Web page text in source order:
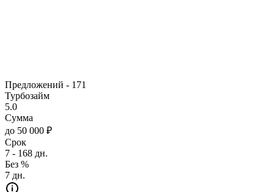
Предложений - 171
Турбозайм
5.0
Сумма
до 50 000 ₽
Срок
7 - 168 дн.
Без %
7 дн.